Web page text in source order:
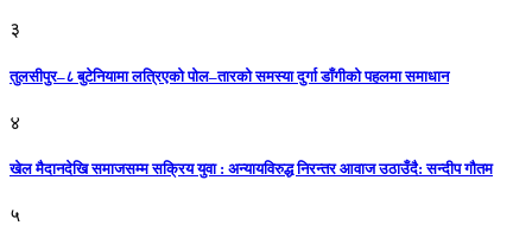
३
तुलसीपुर–८ बुटेनियामा लत्रिएको पोल–तारको समस्या दुर्गा डाँगीको पहलमा समाधान
४
खेल मैदानदेखि समाजसम्म सक्रिय युवा : अन्यायविरुद्ध निरन्तर आवाज उठाउँदै: सन्दीप गौतम
५